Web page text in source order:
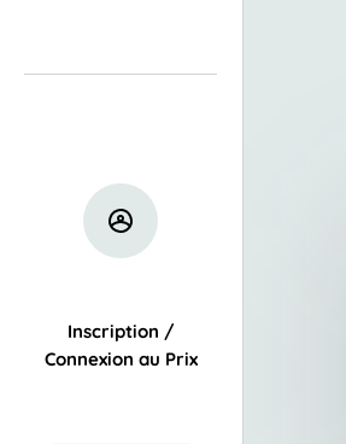
Inscription /
Connexion au Prix